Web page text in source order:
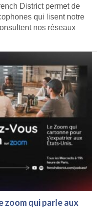
District permet de
qui lisent notre
nos réseaux
zoom qui parle aux